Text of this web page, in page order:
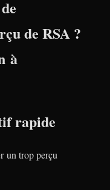
de RSA ?
à
rapide
un trop perçu